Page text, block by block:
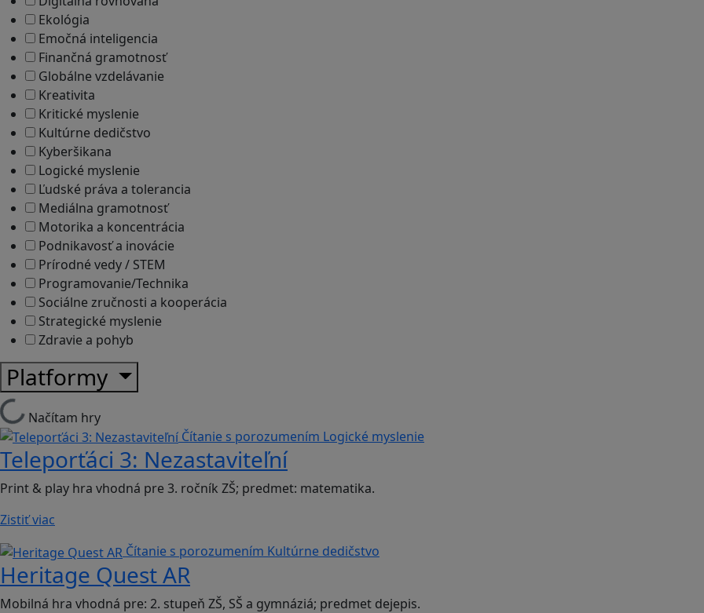
Ekológia
Emočná inteligencia
Finančná gramotnosť
Globálne vzdelávanie
Kreativita
Kritické myslenie
Kultúrne dedičstvo
Kyberšikana
Logické myslenie
Ľudské práva a tolerancia
Mediálna gramotnosť
Motorika a koncentrácia
Podnikavosť a inovácie
Prírodné vedy / STEM
Programovanie/Technika
Sociálne zručnosti a kooperácia
Strategické myslenie
Zdravie a pohyb
Platformy
Načítam hry
Čítanie s porozumením Logické myslenie
Teleporťáci 3: Nezastaviteľní
Print & play hra vhodná pre 3. ročník ZŠ; predmet: matematika.
Zistiť viac
Čítanie s porozumením Kultúrne dedičstvo
Heritage Quest AR
Mobilná hra vhodná pre: 2. stupeň ZŠ, SŠ a gymnáziá; predmet dejepis.